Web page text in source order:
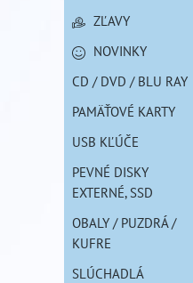
ZĽAVY
NOVINKY
CD / DVD / BLU RAY
PAMÄŤOVÉ KARTY
USB KĽÚČE
PEVNÉ DISKY
EXTERNÉ, SSD
OBALY / PUZDRÁ /
KUFRE
SLÚCHADLÁ